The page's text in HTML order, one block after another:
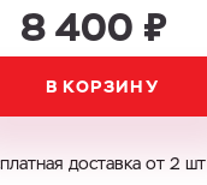
почта
8 400 ₽
В КОРЗИНУ
доставка от 2 шт